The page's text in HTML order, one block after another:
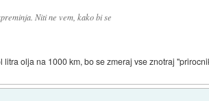
Niti ne vem, kako bi se
olja na 1000 km, bo se zmeraj vse znotraj